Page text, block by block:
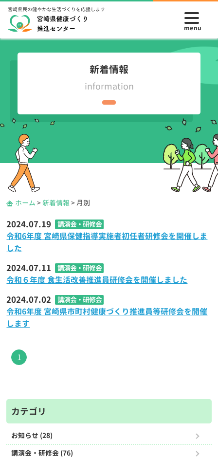
宮崎県民の健やかな生活づくりを応援します
新着情報
information
ホーム >新着情報 > 月別
2024.07.19 講演会・研修会
令和6年度 宮崎県保健指導実施者初任者研修会を開催しま
した
2024.07.11 講演会・研修会
令和６年度 食生活改善推進員研修会を開催しました
2024.07.02 講演会・研修会
令和6年度 宮崎県市町村健康づくり推進員等研修会を開催
します
1
カテゴリ
お知らせ (28)
講演会・研修会 (76)